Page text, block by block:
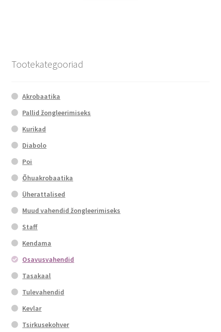
Tootekategooriad
Akrobaatika
Pallid žongleerimiseks
Kurikad
Diabolo
Poi
Õhuakrobaatika
Üherattalised
Muud vahendid žongleerimiseks
Staff
Kendama
Osavusvahendid
Tasakaal
Tulevahendid
Kevlar
Tsirkusekohver